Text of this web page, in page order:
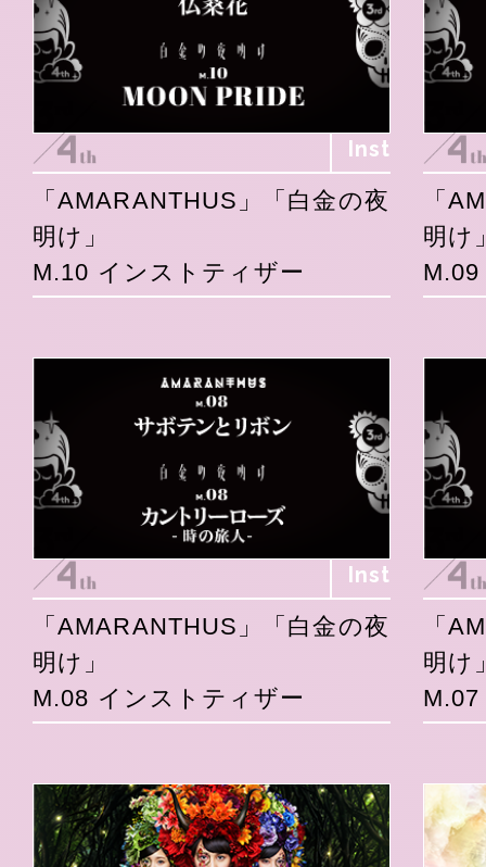
Inst
「AMARANTHUS」「白金の夜
明け」
M.10 インストティザー
「
明け
Inst
「AMARANTHUS」「白金の夜
明け」
M.08 インストティザー
「
明け